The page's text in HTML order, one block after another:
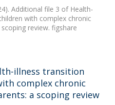
Additional file 3 of Health-
with complex chronic
review. figshare
illness transition
complex chronic
a scoping review